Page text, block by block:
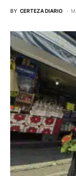
BY CERTEZA DIARIO